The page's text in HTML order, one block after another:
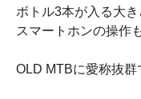
ボトル3本が入る大き
スマートホンの操作
OLD MTBに愛称抜群